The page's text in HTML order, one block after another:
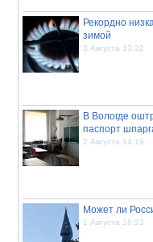
Рекордно
зимой
3 Августа 13:32
В Вологде
паспорт
2 Августа 14:19
Может ли
1 Августа 16:23